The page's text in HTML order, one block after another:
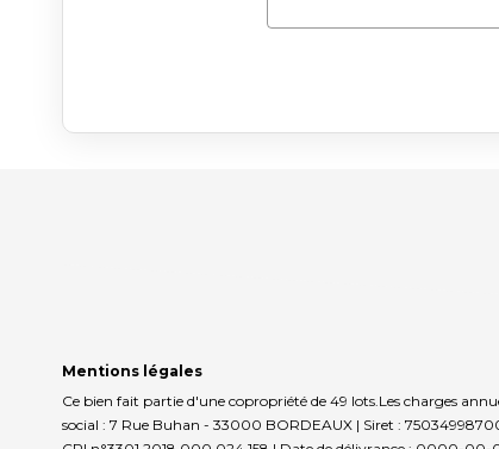
Mentions légales
Ce bien fait partie d'une copropriété de 49 lots.Les charges
social : 7 Rue Buhan - 33000 BORDEAUX | Siret :